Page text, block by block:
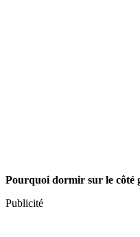
Pourquoi dormir sur le côté
Publicité